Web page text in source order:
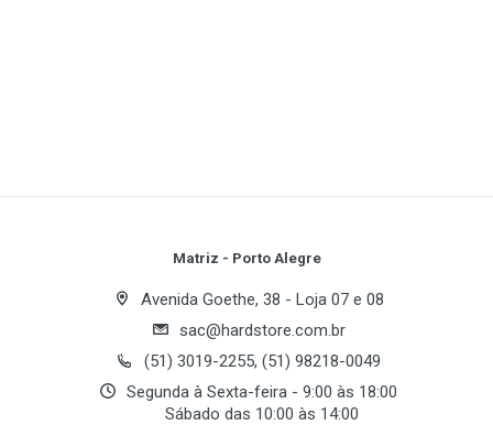
CAS Latency
Your Name
Email Address
Matriz - Porto Alegre
Avenida Goethe, 38 - Loja 07 e 08
sac@hardstore.com.br
(51) 3019-2255, (51) 98218-0049
Segunda à Sexta-feira - 9:00 às 18:00
Sábado das 10:00 às 14:00